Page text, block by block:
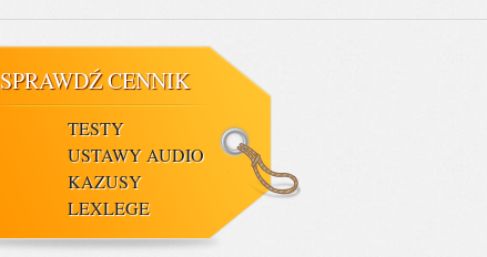
SPRAWDŹ CENNIK
TESTY
USTAWY AUDIO
KAZUSY
LEXLEGE